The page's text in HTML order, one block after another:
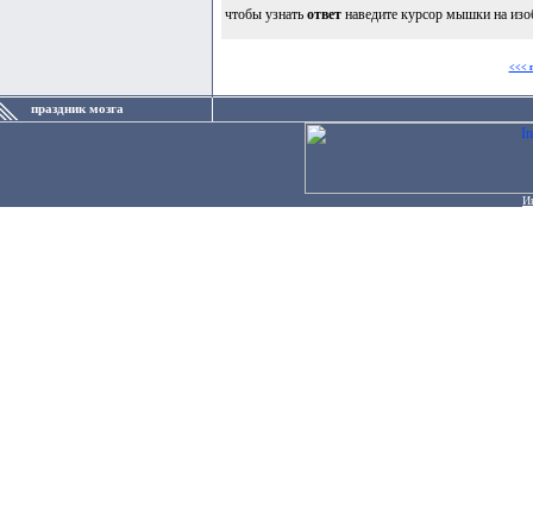
чтобы узнать ответ наведите курсор мышки на
<<<
праздник мозга